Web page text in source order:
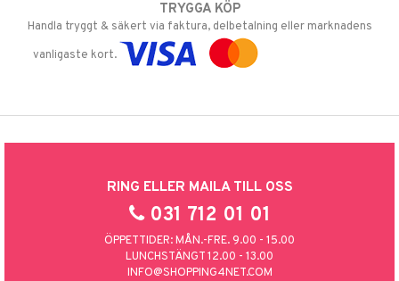
TRYGGA KÖP
Handla tryggt & säkert via faktura, delbetalning eller marknadens
vanligaste kort.
RING ELLER MAILA TILL OSS
031 712 01 01
ÖPPETTIDER: MÅN.-FRE. 9.00 - 15.00
LUNCHSTÄNGT 12.00 - 13.00
INFO@SHOPPING4NET.COM